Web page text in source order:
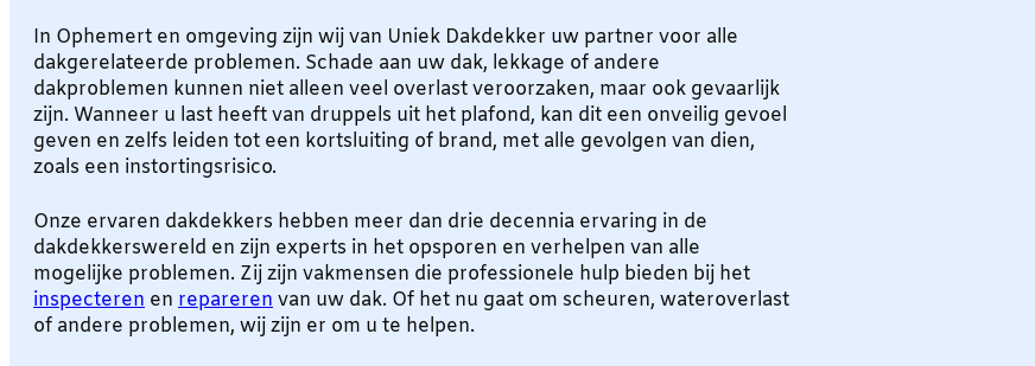
In Ophemert en omgeving zijn wij van Uniek Dakdekker uw partner voor alle
dakgerelateerde problemen. Schade aan uw dak, lekkage of andere
dakproblemen kunnen niet alleen veel overlast veroorzaken, maar ook gevaarlijk
zijn. Wanneer u last heeft van druppels uit het plafond, kan dit een onveilig gevoel
geven en zelfs leiden tot een kortsluiting of brand, met alle gevolgen van dien,
zoals een instortingsrisico.
Onze ervaren dakdekkers hebben meer dan drie decennia ervaring in de
dakdekkerswereld en zijn experts in het opsporen en verhelpen van alle
mogelijke problemen. Zij zijn vakmensen die professionele hulp bieden bij het
inspecteren en repareren van uw dak. Of het nu gaat om scheuren, wateroverlast
of andere problemen, wij zijn er om u te helpen.